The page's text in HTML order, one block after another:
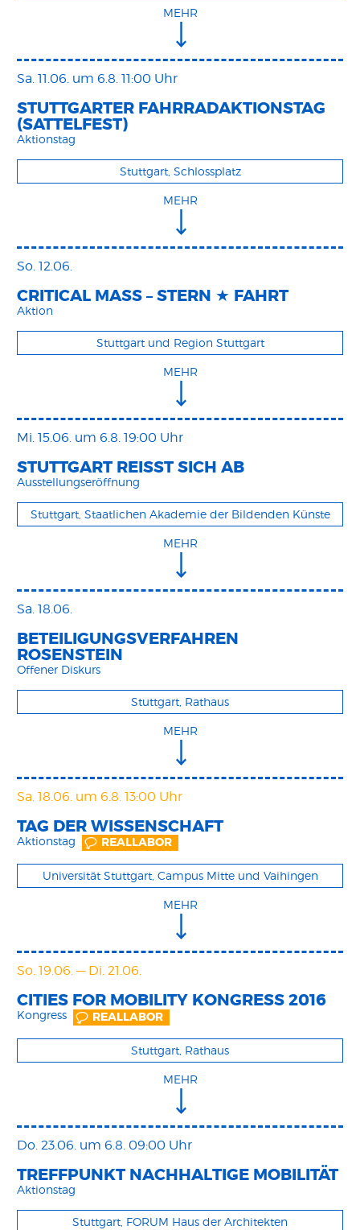
MEHR
Sa. 11.06. um 6.8. 11:00 Uhr
STUTTGARTER FAHRRADAKTIONSTAG
(SATTELFEST)
Aktionstag
Stuttgart, Schlossplatz
MEHR
So. 12.06.
CRITICAL MASS – STERN ★ FAHRT
Aktion
Stuttgart und Region Stuttgart
MEHR
Mi. 15.06. um 6.8. 19:00 Uhr
STUTTGART REISST SICH AB
Ausstellungseröffnung
Stuttgart, Staatlichen Akademie der Bildenden Künste
MEHR
Sa. 18.06.
BETEILIGUNGSVERFAHREN
ROSENSTEIN
Offener Diskurs
Stuttgart, Rathaus
MEHR
Sa. 18.06. um 6.8. 13:00 Uhr
TAG DER WISSENSCHAFT
Aktionstag REALLABOR
Universität Stuttgart, Campus Mitte und Vaihingen
MEHR
So. 19.06. — Di. 21.06.
CITIES FOR MOBILITY KONGRESS 2016
Kongress REALLABOR
Stuttgart, Rathaus
MEHR
Do. 23.06. um 6.8. 09:00 Uhr
TREFFPUNKT NACHHALTIGE MOBILITÄT
Aktionstag
Stuttgart, FORUM Haus der Architekten